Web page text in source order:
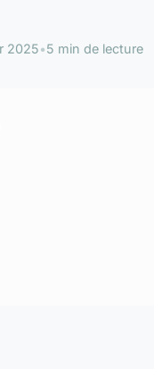
2025•5 min de lecture